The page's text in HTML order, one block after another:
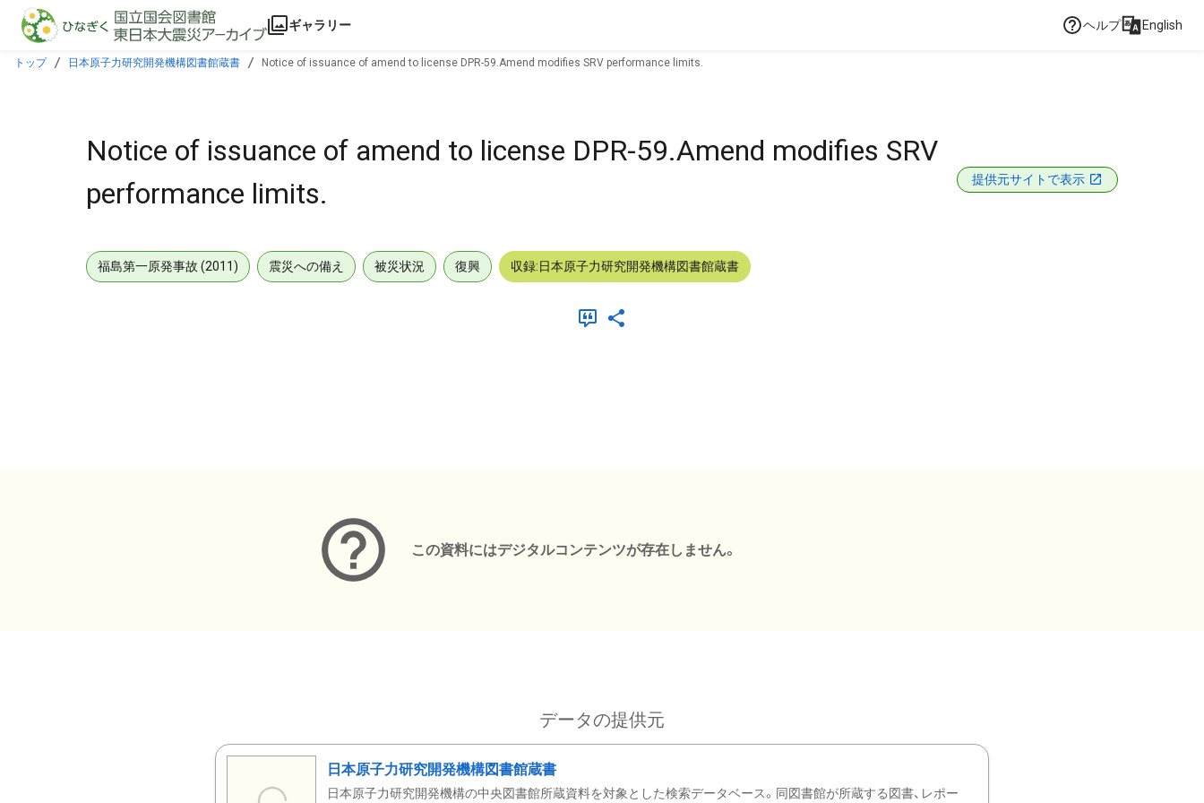
本文に飛ぶ
ギャラリー ヘルプ English
トップ 日本原子力研究開発機構図書館蔵書 Notice of issuance of amend to license DPR-59.Amend modifies SRV performance limits.
Notice of issuance of amend to license DPR-59.Amend modifies SRV
performance limits.
提供元サイトで表示
福島第一原発事故 (2011) 震災への備え 被災状況 復興 収録:日本原子力研究開発機構図書館蔵書
この資料にはデジタルコンテンツが存在しません。
データの提供元
日本原子力研究開発機構図書館蔵書
日本原子力研究開発機構の中央図書館所蔵資料を対象とした検索データベース。同図書館が所蔵する図書、レポー